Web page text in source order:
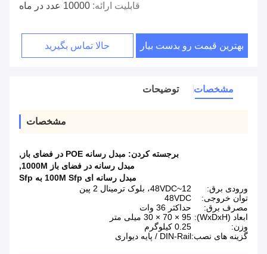
قابلیت ارائه: 10000 عدد در ماه
بهترین قیمت رو بدست بیار حالا تماس بگیرید
مشخصات توضیحات
مشخصات
برجسته کردن: مبدل رسانه POE در فضای باز
,
مبدل رسانه در فضای باز 1000M
,
مبدل رسانه ای 100M Sfp به Sfp
ورودی برق:
12~48VDC، بلوک ترمینال 2 پین
توان خروجی:
48VDC
مصرف برق:
حداکثر 36 وات
ابعاد (WxDxH):
95 × 70 × 30 میلی متر
وزن:
0.25 کیلوگرم
گزینه های نصب:DIN-Rail / پایه دیواری